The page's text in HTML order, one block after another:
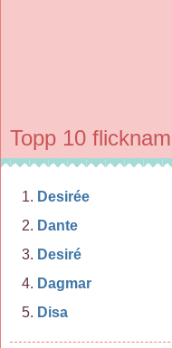
Topp 10
Desirée
Dante
Desiré
Dagmar
Disa